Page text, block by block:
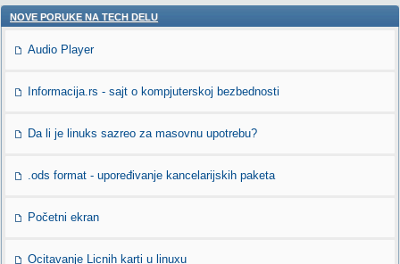
NOVE PORUKE NA TECH DELU
Audio Player
Informacija.rs - sajt o kompjuterskoj bezbednosti
Da li je linuks sazreo za masovnu upotrebu?
.ods format - upoređivanje kancelarijskih paketa
Početni ekran
Ocitavanje Licnih karti u linuxu